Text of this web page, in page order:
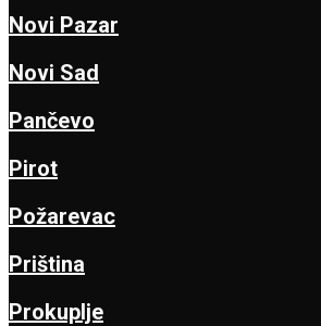
Novi Pazar
Novi Sad
Pančevo
Pirot
Požarevac
Priština
Prokuplje